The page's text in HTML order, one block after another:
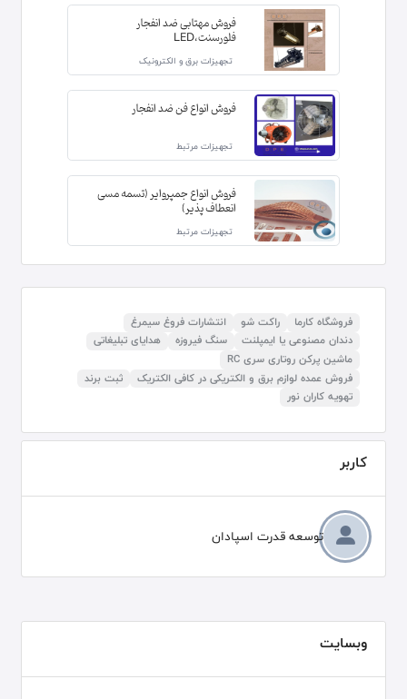
فروش مهتابی ضد انفجار
فلورسنت،LED
تجهیزات برق و الکترونیک
فروش انواع فن ضد انفجار
تجهیزات مرتبط
فروش انواع جمپروایر (تسمه مسی
انعطاف پذیر)
تجهیزات مرتبط
فروشگاه کارما راکت شو
انتشارات فروغ سیمرغ
دندان مصنوعی یا ایمپلنت
سنگ فیروزه
هدایای تبلیغاتی
ماشین پرکن روتاری سری RC
فروش عمده لوازم برق و الکتریکی در کافی الکتریک
ثبت برند
تهویه کاران نور
کاربر
توسعه قدرت اسپادان
وبسایت